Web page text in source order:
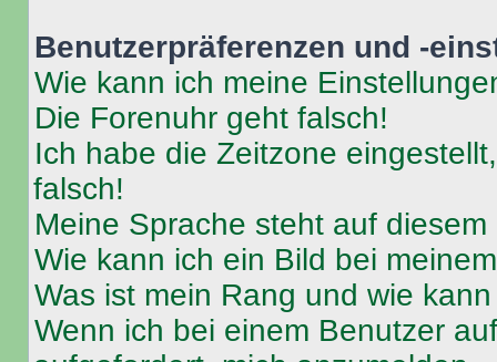
Benutzerpräferenzen und -
Wie kann ich meine
Die Forenuhr geht falsch!
Ich habe die Zeitzone
falsch!
Meine Sprache steht auf
Wie kann ich ein Bild bei
Was ist mein Rang und wie
Wenn ich bei einem Benutzer